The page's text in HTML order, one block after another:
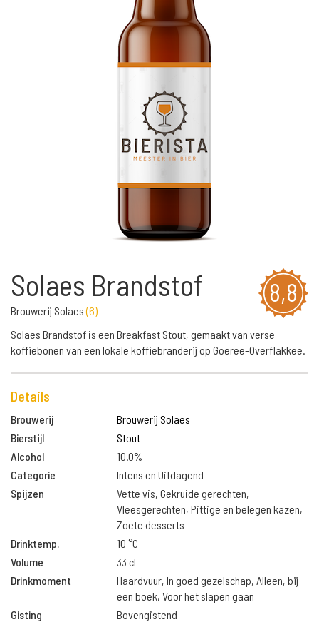
8,8
Solaes Brandstof
Brouwerij Solaes(6)
Solaes Brandstof is een Breakfast Stout, gemaakt van verse
koffiebonen van een lokale koffiebranderij op Goeree-Overflakkee.
Details
Brouwerij
Brouwerij Solaes
Bierstijl
Stout
Alcohol
10.0%
Categorie
Intens en Uitdagend
Spijzen
Vette vis, Gekruide gerechten,
Vleesgerechten, Pittige en belegen kazen,
Zoete desserts
Drinktemp.
10 °C
Volume
33 cl
Drinkmoment
Haardvuur, In goed gezelschap, Alleen, bij
een boek, Voor het slapen gaan
Gisting
Bovengistend